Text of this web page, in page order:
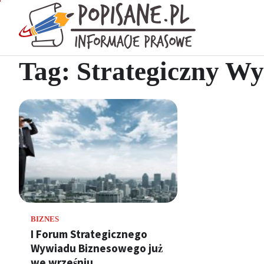
content
Tag: Strategiczny
BIZNES
I Forum Strategicznego
Wywiadu Biznesowego już